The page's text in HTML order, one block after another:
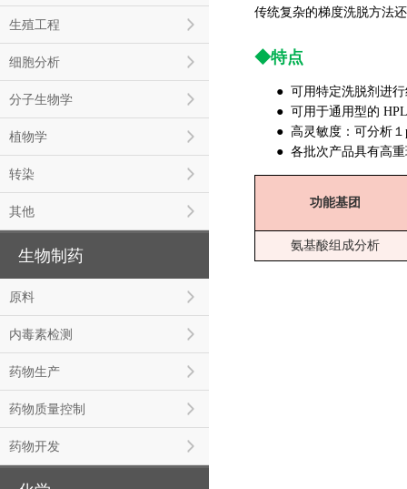
生殖工程
细胞分析
分子生物学
植物学
转染
其他
生物制药
原料
内毒素检测
药物生产
药物质量控制
药物开发
传统复杂的梯度洗脱方法
◆特点
● 可用特定洗脱剂进
● 可用于通用型的
● 高灵敏度：可分析１
● 各批次产品具有高
功能基团
氨基酸组成分析